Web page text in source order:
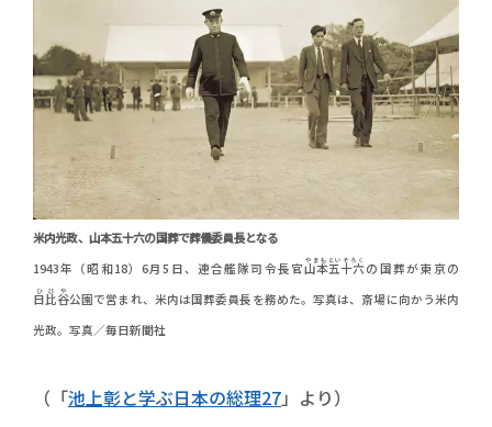
米内光政、山本五十六の国葬で葬儀委員長となる
1943年（昭和18）6月5日、連合艦隊司令長官山本五十六
やまもといそろく の国葬が東京の
日比谷
ひびや 公園で営まれ、米内は国葬委員長を務めた。写真は、斎場に向かう米内
光政。写真／毎日新聞社
（「池上彰と学ぶ日本の総理27」より）